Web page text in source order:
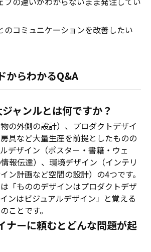
のコミュニケーションを改善したい
からわかるQ&A
ャンルとは何ですか？
の外側の設計）、プロダクトデザイ
具など大量生産を前提としたものの
デザイン（ポスター・書籍・ウェ
報伝達）、環境デザイン（インテリ
ン計画など空間の設計）の4つです。
「もののデザインはプロダクトデザ
ンはビジュアルデザイン」と覚える
ことです。
ナーに頼むとどんな問題が起